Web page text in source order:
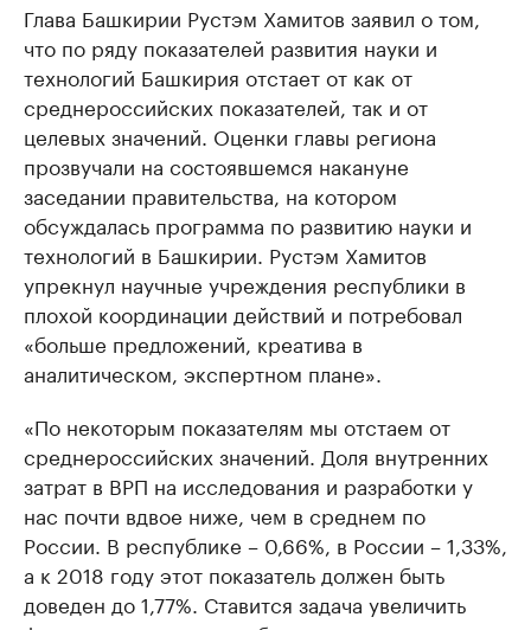
Глава Башкирии Рустэм Хамитов заявил о том,
что по ряду показателей развития науки и
технологий Башкирия отстает от как от
среднероссийских показателей, так и от
целевых значений. Оценки главы региона
прозвучали на состоявшемся накануне
заседании правительства, на котором
обсуждалась программа по развитию науки и
технологий в Башкирии. Рустэм Хамитов
упрекнул научные учреждения республики в
плохой координации действий и потребовал
«больше предложений, креатива в
аналитическом, экспертном плане».
«По некоторым показателям мы отстаем от
среднероссийских значений. Доля внутренних
затрат в ВРП на исследования и разработки у
нас почти вдвое ниже, чем в среднем по
России. В республике – 0,66%, в России – 1,33%,
а к 2018 году этот показатель должен быть
доведен до 1,77%. Ставится задача увеличить